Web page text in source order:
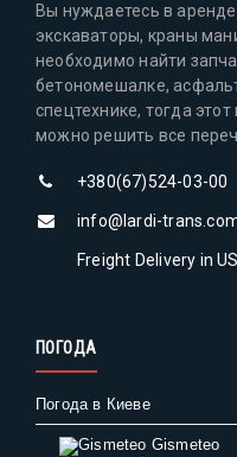
Вы нуждаетесь в
экскаваторы, краны
необходимо найти
бетономешалке,
спецтехнике, тогда
можно решить все
+380(67)524-03-00
info@lardi-
Freight Delivery in
ПОГОДА
Погода в Киеве
Gismeteo